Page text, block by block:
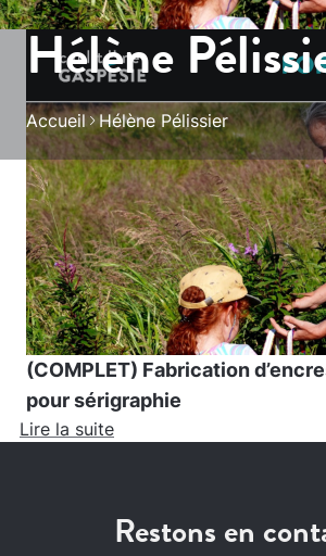
Hélène
Accueil Hélène Pélissier
(COMPLET) Fabrication
pour sérigraphie
Lire la suite
Restons en